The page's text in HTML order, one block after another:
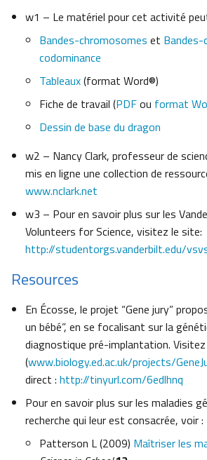
w1 – Le matériel pour cet activité
Bandes-chromosomes et
codominance
Tableaux(format Word®)
Fiche de travail (PDFou format
Dessin de base du dragon
w2 – Nancy Clark, professeur de
mis en ligne une collection de
www.nclark.net
w3 – Pour en savoir plus sur les
Volunteers for Science, visitez le site:
http://studentorgs.vanderbilt.edu/
Resources
En Écosse, le projet “Gene jury”
un bébé”, en se focalisant sur la
diagnostique pré-implantation.
(www.biology.ed.ac.uk/projects/
direct : http://tinyurl.com/6edlhnq
Pour en savoir plus sur les maladies
recherche qui leur est consacrée, voir :
Patterson L (2009) Maîtriser les